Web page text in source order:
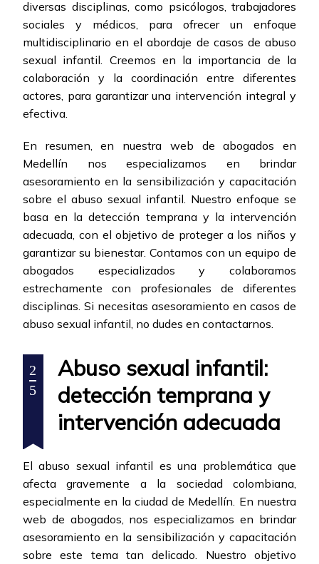
diversas disciplinas, como psicólogos, trabajadores
sociales y médicos, para ofrecer un enfoque
multidisciplinario en el abordaje de casos de abuso
sexual infantil. Creemos en la importancia de la
colaboración y la coordinación entre diferentes
actores, para garantizar una intervención integral y
efectiva.
En resumen, en nuestra web de abogados en
Medellín nos especializamos en brindar
asesoramiento en la sensibilización y capacitación
sobre el abuso sexual infantil. Nuestro enfoque se
basa en la detección temprana y la intervención
adecuada, con el objetivo de proteger a los niños y
garantizar su bienestar. Contamos con un equipo de
abogados especializados y colaboramos
estrechamente con profesionales de diferentes
disciplinas. Si necesitas asesoramiento en casos de
abuso sexual infantil, no dudes en contactarnos.
2
5
Abuso sexual infantil:
detección temprana y
intervención adecuada
El abuso sexual infantil es una problemática que
afecta gravemente a la sociedad colombiana,
especialmente en la ciudad de Medellín. En nuestra
web de abogados, nos especializamos en brindar
asesoramiento en la sensibilización y capacitación
sobre este tema tan delicado. Nuestro objetivo